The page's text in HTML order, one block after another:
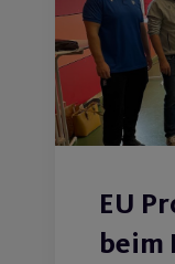
EU
beim